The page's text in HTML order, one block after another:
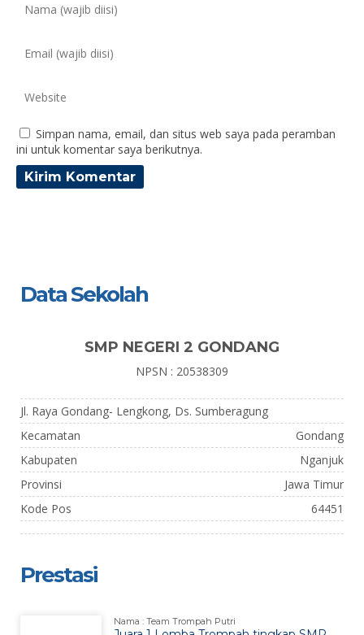
Simpan nama, email, dan situs web saya pada peramban
ini untuk komentar saya berikutnya.
Data Sekolah
SMP NEGERI 2 GONDANG
NPSN : 20538309
Jl. Raya Gondang- Lengkong, Ds. Sumberagung
Kecamatan
Gondang
Kabupaten
Nganjuk
Provinsi
Jawa Timur
Kode Pos
64451
Prestasi
Nama : Team Trompah Putri